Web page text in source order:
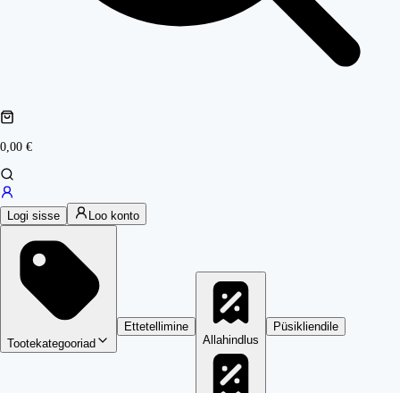
0,00 €
Logi sisse Loo konto
Tootekategooriad
Ettetellimine
Allahindlus
Püsikliendile